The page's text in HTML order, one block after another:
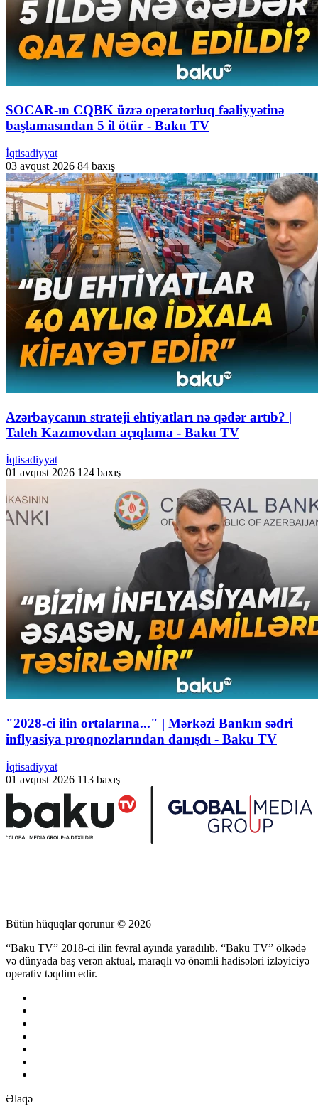
SOCAR-ın CQBK üzrə operatorluq fəaliyyətinə
başlamasından 5 il ötür - Baku TV
İqtisadiyyat
03 avqust 2026 84 baxış
Azərbaycanın strateji ehtiyatları nə qədər artıb? |
Taleh Kazımovdan açıqlama - Baku TV
İqtisadiyyat
01 avqust 2026 124 baxış
"2028-ci ilin ortalarına..." | Mərkəzi Bankın sədri
inflyasiya proqnozlarından danışdı - Baku TV
İqtisadiyyat
01 avqust 2026 113 baxış
Bütün hüquqlar qorunur © 2026
“Baku TV” 2018-ci ilin fevral ayında yaradılıb. “Baku TV” ölkədə
və dünyada baş verən aktual, maraqlı və önəmli hadisələri izləyiciyə
operativ təqdim edir.
Əlaqə